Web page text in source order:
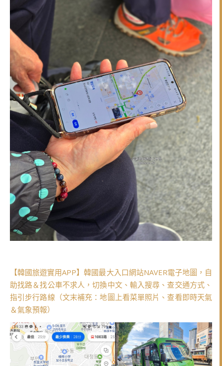
【韓國旅遊實用APP】韓國最大入口網站NAVER電子地圖，自
助找路＆找公車不求人，切換中文、輸入搜尋、查交通方式、
指引步行路線（文末補充：地圖上看菜單照片、查看即時天氣
＆氣象預報）